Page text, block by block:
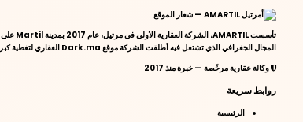
المجال الجغرافي الذي تشتغل فيه أطلقت الشركة موقع Dark.ma العقاري لتغطية كبرى المدن السياحية في المغرب، بالإضافة إلى منصة WWmaroc.com الخاص ببيع وكراء جميع أنواع المركبات واليخوت..
وكالة عقارية مرخّصة — خبرة منذ 2017
روابط سريعة
الرئيسية